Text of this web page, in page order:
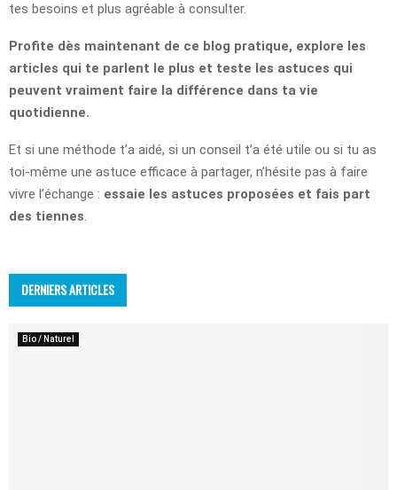
tes besoins et plus agréable à consulter.
Profite dès maintenant de ce blog pratique, explore les
articles qui te parlent le plus et teste les astuces qui
peuvent vraiment faire la différence dans ta vie
quotidienne.
Et si une méthode t’a aidé, si un conseil t’a été utile ou si tu as
toi-même une astuce efficace à partager, n’hésite pas à faire
vivre l’échange : essaie les astuces proposées et fais part
des tiennes.
DERNIERS ARTICLES
Bio / Naturel